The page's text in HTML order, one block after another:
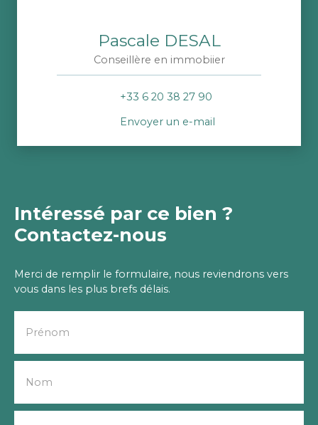
Pascale DESAL
Conseillère en immobiier
+33 6 20 38 27 90
Envoyer un e-mail
Intéressé par ce bien ?
Contactez-nous
Merci de remplir le formulaire, nous reviendrons vers
vous dans les plus brefs délais.
Prénom
Nom